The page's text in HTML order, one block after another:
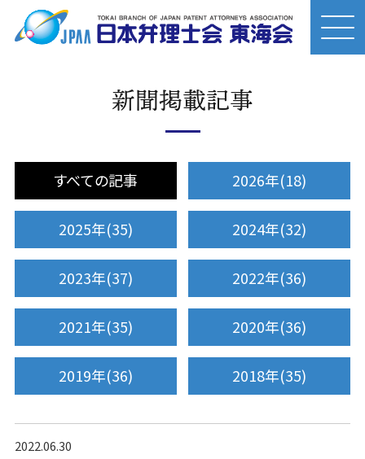
新聞掲載記事
すべての記事 2026年(18)
2025年(35) 2024年(32)
2023年(37) 2022年(36)
2021年(35) 2020年(36)
2019年(36) 2018年(35)
2022.06.30